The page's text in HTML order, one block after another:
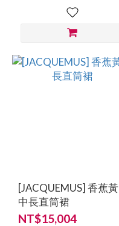
[JACQUEMUS] 香蕉黃
中長直筒裙
NT$15,004